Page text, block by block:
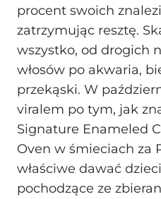
procent swoich
zatrzymując resztę.
wszystko, od drogich
włosów po akwaria,
przekąski. W
viralem po tym, jak
Signature Enameled
Oven w śmieciach za
właściwe dawać
pochodzące ze